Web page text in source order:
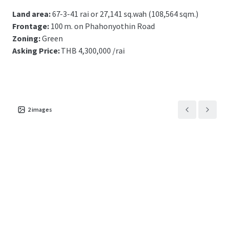
Land area:67-3-41 rai or 27,141 sq.wah (108,564 sqm.)
Frontage: 100 m. on Phahonyothin Road
Zoning:Green
Asking Price:THB 4,300,000 /rai
2images